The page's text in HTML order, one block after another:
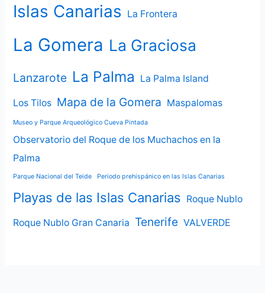
Islas Canarias La Frontera
La Gomera La Graciosa
Lanzarote La Palma La Palma Island
Los Tilos Mapa de la Gomera Maspalomas
Museo y Parque Arqueológico Cueva Pintada
Observatorio del Roque de los Muchachos en la
Palma
Parque Nacional del Teide Periodo prehispánico en las Islas Canarias
Playas de las Islas Canarias Roque Nublo
Roque Nublo Gran Canaria Tenerife VALVERDE